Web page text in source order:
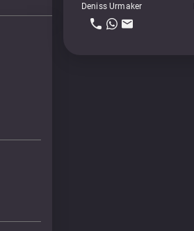
Deniss Urmaker